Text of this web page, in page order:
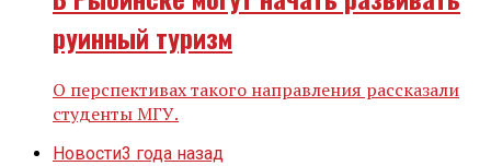
руинный туризм
О перспективах такого направления рассказали
студенты МГУ.
Новости3 года назад